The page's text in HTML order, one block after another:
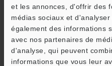
et les annonces, d'offrir des
médias sociaux et
également des informations
avec nos partenaires de
d'analyse, qui peuvent
informations que vous leur
Continuer